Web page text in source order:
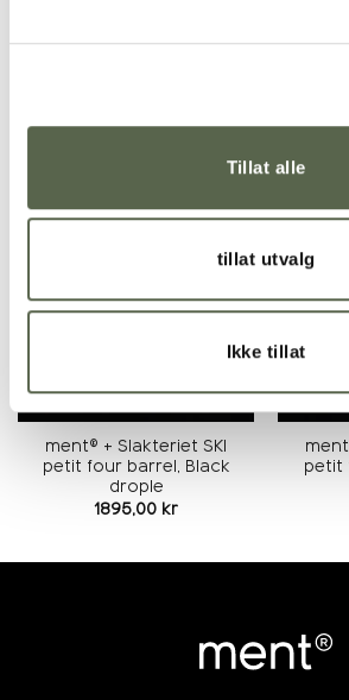
Tillat alle
tillat utvalg
Ikke tillat
ment® + Slakteriet SKI
petit four barrel, Black
drople
1895,00 kr
petit